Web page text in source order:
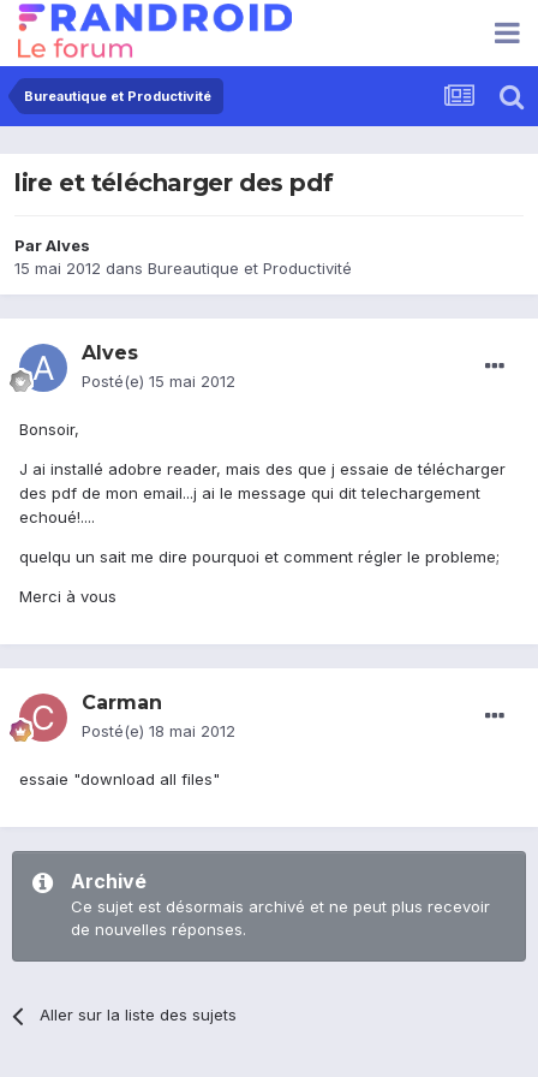
Bureautique et Productivité
lire et télécharger des pdf
ParAlves
15 mai 2012 dans Bureautique et Productivité
Alves
Posté(e) 15 mai 2012
Bonsoir,
J ai installé adobre reader, mais des que j essaie de télécharger
des pdf de mon email...j ai le message qui dit telechargement
echoué!....
quelqu un sait me dire pourquoi et comment régler le probleme;
Merci à vous
Carman
Posté(e) 18 mai 2012
essaie "download all files"
Archivé
Ce sujet est désormais archivé et ne peut plus recevoir
de nouvelles réponses.
Aller sur la liste des sujets